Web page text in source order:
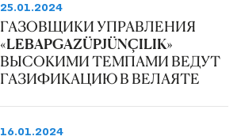
25.01.2024
ГАЗОВЩИКИ УПРАВЛЕНИЯ
«LEBAPGAZÜPJÜNÇILIK»
ВЫСОКИМИ ТЕМПАМИ ВЕДУТ
ГАЗИФИКАЦИЮ В ВЕЛАЯТЕ
16.01.2024